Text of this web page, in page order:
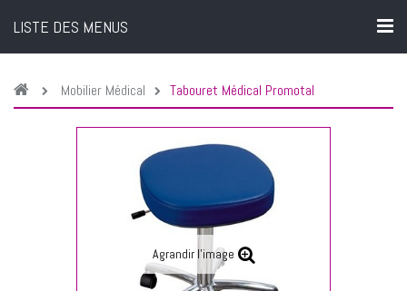
LISTE DES MENUS
Mobilier Médical Tabouret Médical Promotal
Agrandir l'image